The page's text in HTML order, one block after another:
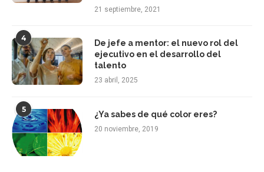
21 septiembre, 2021
4
De jefe a mentor: el nuevo rol del
ejecutivo en el desarrollo del
talento
23 abril, 2025
5
¿Ya sabes de qué color eres?
20 noviembre, 2019